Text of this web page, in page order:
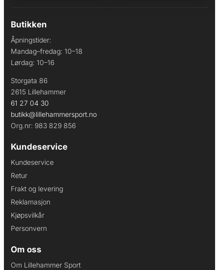
Butikken
Åpningstider:
Mandag–fredag: 10–18
Lørdag: 10–16
Storgata 86
2615 Lillehammer
61 27 04 30
butikk@lillehammersport.no
Org.nr: 983 829 856
Kundeservice
Kundeservice
Retur
Frakt og levering
Reklamasjon
Kjøpsvilkår
Personvern
Om oss
Om Lillehammer Sport